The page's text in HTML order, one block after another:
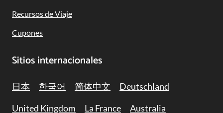
Recursos de Viaje
Cupones
Sitios internacionales
日本 한국어 简体中文
Deutschland
United Kingdom
La France Australia